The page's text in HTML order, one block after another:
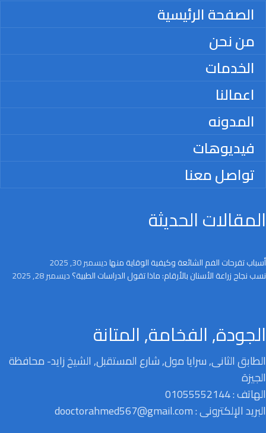
الصفحة الرئيسية
من نحن
الخدمات
اعمالنا
المدونه
فيديوهات
تواصل معنا
المقالات الحديثة
أسباب تقرحات الفم الشائعة وكيفية الوقاية منهاديسمبر 30, 2025
نسب نجاح زراعة الأسنان بالأرقام: ماذا تقول الدراسات الطبية؟ديسمبر 28, 2025
الجودة, الفخامة, المتانة
الطابق الثانى, سرايا مول, شارع المستقبل, الشيخ زايد- محافظة
الجيزة
الهاتف : 01055552144
البريد الإلكترونى : dooctorahmed567@gmail.com